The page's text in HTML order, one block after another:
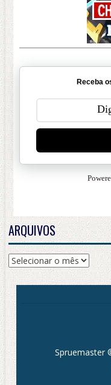
Receba
ARQUIVOS
Arquivos
Spruemaster